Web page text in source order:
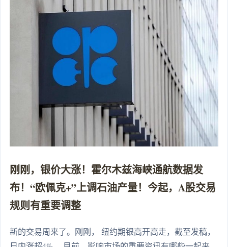
刚刚，银价大涨！霍尔木兹海峡通航数据发
布！“欧佩克+”上调石油产量！今起，A股交易
规则有重要调整
新的交易周来了。刚刚， 纽约期银高开高走，截至发稿，